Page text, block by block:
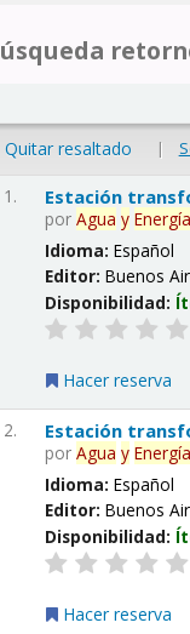
Quitar resaltado |
1. Estación
porAgua y Energía
Idioma:Español
Editor:Buenos
Disponibilidad:
Hacer reserva
2. Estación
porAgua y Energía
Idioma:Español
Editor:Buenos
Disponibilidad:
Hacer reserva